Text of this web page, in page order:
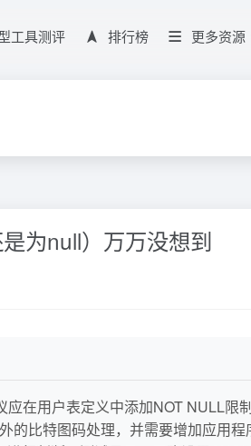
工具测评 排行榜 更多资源
为null）万万没想到
在用户表定义中添加NOT NULL限
比特图码处理，并需要增加应用